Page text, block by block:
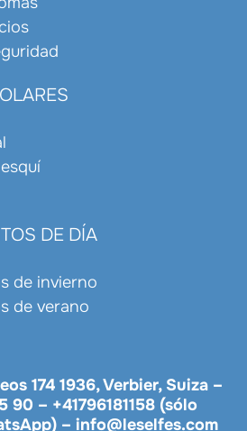
DE DÍA
de invierno
de verano
174 1936, Verbier, Suiza –
90 – +41796181158 (sólo
–info@leselfes.com